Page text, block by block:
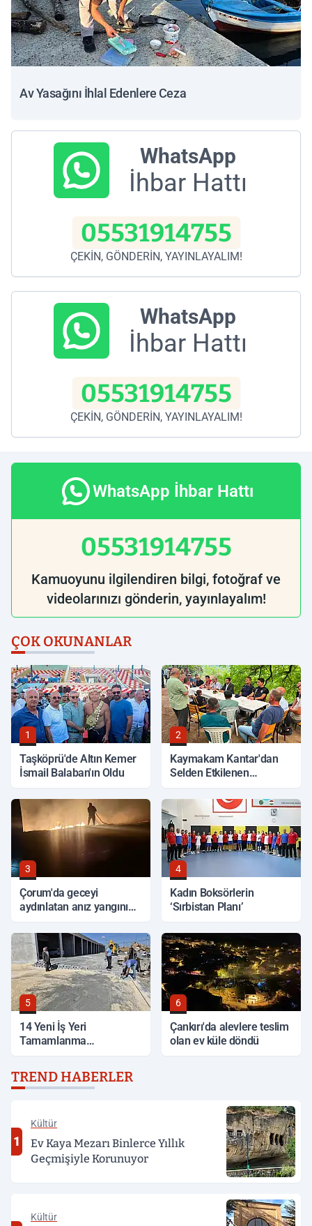
Av Yasağını İhlal Edenlere Ceza
WhatsApp
İhbar Hattı
05531914755
ÇEKİN, GÖNDERİN, YAYINLAYALIM!
WhatsApp
İhbar Hattı
05531914755
ÇEKİN, GÖNDERİN, YAYINLAYALIM!
WhatsApp İhbar Hattı
05531914755
Kamuoyunu ilgilendiren bilgi, fotoğraf ve
videolarınızı gönderin, yayınlayalım!
ÇOK OKUNANLAR
1
Taşköprü'de Altın Kemer
İsmail Balaban'ın Oldu
2
Kaymakam Kantar'dan
Selden Etkilenen
3
Çorum'da geceyi
aydınlatan anız yangını
4
Kadın Boksörlerin
‘Sırbistan Planı’
5
14 Yeni İş Yeri
Tamamlanma
6
Çankırı'da alevlere teslim
olan ev küle döndü
TREND HABERLER
1
Kültür
Ev Kaya Mezarı Binlerce Yıllık
Geçmişiyle Korunuyor
Kültür